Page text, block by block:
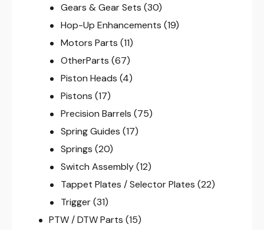
Gears & Gear Sets (30)
Hop-Up Enhancements (19)
Motors Parts (11)
OtherParts (67)
Piston Heads (4)
Pistons (17)
Precision Barrels (75)
Spring Guides (17)
Springs (20)
Switch Assembly (12)
Tappet Plates / Selector Plates (22)
Trigger (31)
PTW / DTW Parts (15)